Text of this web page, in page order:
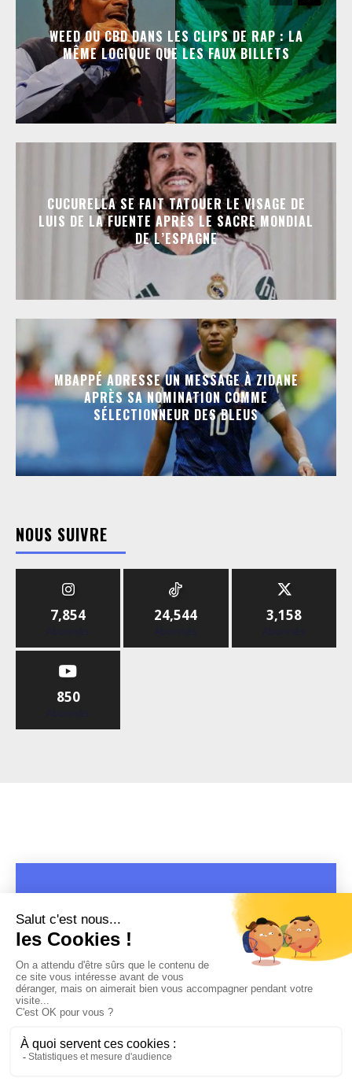
WEED OU CBD DANS LES CLIPS DE RAP : LA
MÊME LOGIQUE QUE LES FAUX BILLETS
CUCURELLA SE FAIT TATOUER LE VISAGE DE
LUIS DE LA FUENTE APRÈS LE SACRE MONDIAL
DE L’ESPAGNE
MBAPPÉ ADRESSE UN MESSAGE À ZIDANE
APRÈS SA NOMINATION COMME
SÉLECTIONNEUR DES BLEUS
NOUS SUIVRE
7,854
Abonnés
24,544
Abonnés
3,158
Abonnés
850
Abonnés
MENTIONS LÉGALES-POLITIQUE DE CONFIDENTIALITÉ